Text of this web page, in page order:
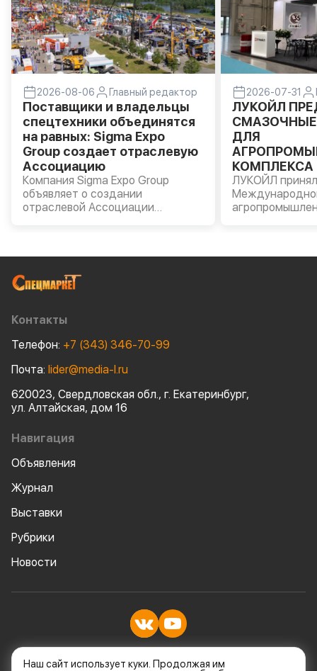
2026-08-06 Главный редактор
Поставщики и владельцы
спецтехники объединятся
на равных: Sigma Expo
Group создает отраслевую
Ассоциацию
Компания Sigma Expo Group
объявляет о создании
отраслевой Ассоциации
2026-07-31
ЛУКОЙЛ
ДЛЯ
КОМПЛЕКСА
ЛУКОЙЛ
моторные
Навигация
Объявления
Журнал
Выставки
Рубрики
Новости
Контакты
Телефон: +7 (343) 346-70-99
Почта: lider@media-l.ru
620023, Свердловская обл., г. Екатеринбург,
ул. Алтайская, дом 16
© Все права защищены
Наш сайт использует куки. Продолжая им